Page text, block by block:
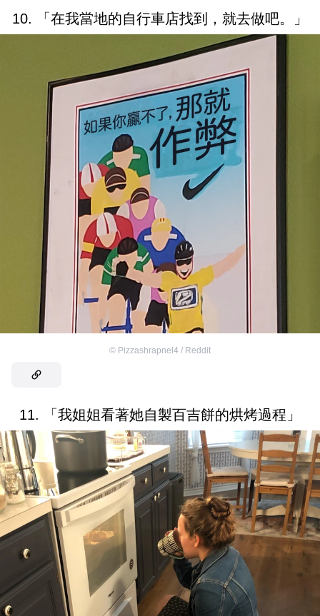
10. 「在我當地的自行車店找到，就去做吧。」
© Pizzashrapnel4 / Reddit
11. 「我姐姐看著她自製百吉餅的烘烤過程」